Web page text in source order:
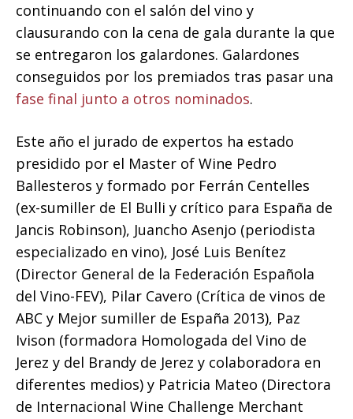
continuando con el salón del vino y
clausurando con la cena de gala durante la que
se entregaron los galardones. Galardones
conseguidos por los premiados tras pasar una
fase final junto a otros nominados.
Este año el jurado de expertos ha estado
presidido por el Master of Wine Pedro
Ballesteros y formado por Ferrán Centelles
(ex-sumiller de El Bulli y crítico para España de
Jancis Robinson), Juancho Asenjo (periodista
especializado en vino), José Luis Benítez
(Director General de la Federación Española
del Vino-FEV), Pilar Cavero (Crítica de vinos de
ABC y Mejor sumiller de España 2013), Paz
Ivison (formadora Homologada del Vino de
Jerez y del Brandy de Jerez y colaboradora en
diferentes medios) y Patricia Mateo (Directora
de Internacional Wine Challenge Merchant